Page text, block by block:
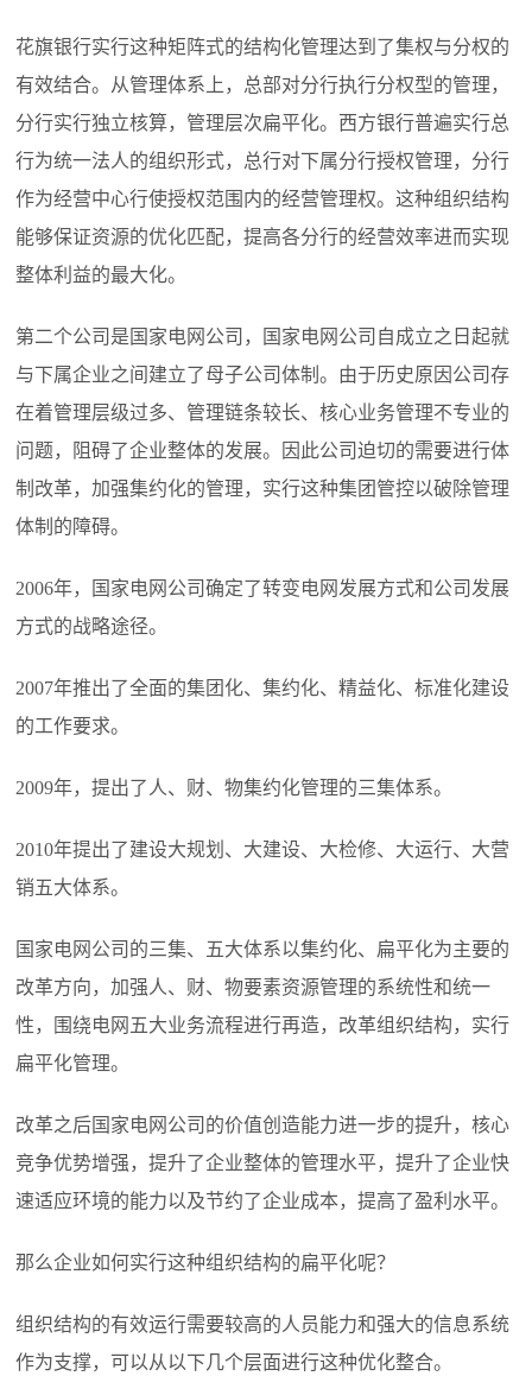
花旗银行实行这种矩阵式的结构化管理达到了集权与分权的
有效结合。从管理体系上，总部对分行执行分权型的管理，
分行实行独立核算，管理层次扁平化。西方银行普遍实行总
行为统一法人的组织形式，总行对下属分行授权管理，分行
作为经营中心行使授权范围内的经营管理权。这种组织结构
能够保证资源的优化匹配，提高各分行的经营效率进而实现
整体利益的最大化。
第二个公司是国家电网公司，国家电网公司自成立之日起就
与下属企业之间建立了母子公司体制。由于历史原因公司存
在着管理层级过多、管理链条较长、核心业务管理不专业的
问题，阻碍了企业整体的发展。因此公司迫切的需要进行体
制改革，加强集约化的管理，实行这种集团管控以破除管理
体制的障碍。
2006年，国家电网公司确定了转变电网发展方式和公司发展
方式的战略途径。
2007年推出了全面的集团化、集约化、精益化、标准化建设
的工作要求。
2009年，提出了人、财、物集约化管理的三集体系。
2010年提出了建设大规划、大建设、大检修、大运行、大营
销五大体系。
国家电网公司的三集、五大体系以集约化、扁平化为主要的
改革方向，加强人、财、物要素资源管理的系统性和统一
性，围绕电网五大业务流程进行再造，改革组织结构，实行
扁平化管理。
改革之后国家电网公司的价值创造能力进一步的提升，核心
竞争优势增强，提升了企业整体的管理水平，提升了企业快
速适应环境的能力以及节约了企业成本，提高了盈利水平。
那么企业如何实行这种组织结构的扁平化呢？
组织结构的有效运行需要较高的人员能力和强大的信息系统
作为支撑，可以从以下几个层面进行这种优化整合。